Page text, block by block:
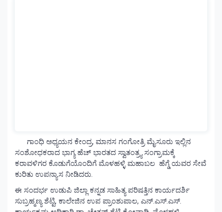
ಗಾಂಧಿ ಅಧ್ಯಯನ ಕೇಂದ್ರ, ಮಾನಸ ಗಂಗೋತ್ರಿ ಮೈಸೂರು ಇಲ್ಲಿನ
ಸಂಶೋಧಕರಾದ ಭಾಗ್ಯ ಹೆಚ್ ಭಾರತದ ಸ್ವಾತಂತ್ರ್ಯ ಸಂಗ್ರಾಮಕ್ಕೆ
ಕರಾವಳಿಗರ ಕೊಡುಗೆಯೊಂದಿಗೆ ಮೊಳಹಳ್ಳಿ ಮಹಾಬಲ ಹೆಗ್ಡೆ ಯವರ ಸೇವೆ
ಕುರಿತು ಉಪನ್ಯಾಸ ನೀಡಿದರು.
ಈ ಸಂದರ್ಭ ಉಡುಪಿ ಜಿಲ್ಲಾ ಕನ್ನಡ ಸಾಹಿತ್ಯ ಪರಿಷತ್ತಿನ ಕಾರ್ಯದರ್ಶಿ
ಸುಬ್ರಹ್ಮಣ್ಯ ಶೆಟ್ಟಿ, ಕಾಲೇಜಿನ ಉಪ ಪ್ರಾಂಶುಪಾಲ, ಎನ್.ಎಸ್.ಎಸ್.